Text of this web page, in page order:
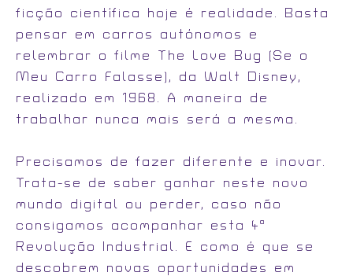
ficção científica hoje é realidade. Basta
pensar em carros autónomos e
relembrar o filme The Love Bug (Se o
Meu Carro Falasse), da Walt Disney,
realizado em 1968. A maneira de
trabalhar nunca mais será a mesma.
Precisamos de fazer diferente e inovar.
Trata-se de saber ganhar neste novo
mundo digital ou perder, caso não
consigamos acompanhar esta 4ª
Revolução Industrial. E como é que se
descobrem novas oportunidades em